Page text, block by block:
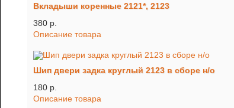
Вкладыши коренные 2121*, 2123
380 p.
Описание товара
Шип двери задка круглый 2123 в сборе н/о
180 p.
Описание товара